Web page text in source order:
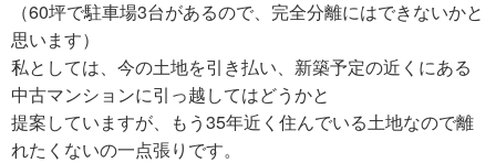
（60坪で駐車場3台があるので、完全分離にはできないかと
思います）
私としては、今の土地を引き払い、新築予定の近くにある
中古マンションに引っ越してはどうかと
提案していますが、もう35年近く住んでいる土地なので離
れたくないの一点張りです。